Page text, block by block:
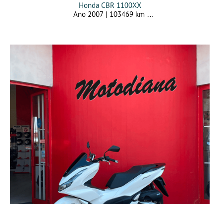
Honda CBR 1100XX
Ano 2007 | 103469 km